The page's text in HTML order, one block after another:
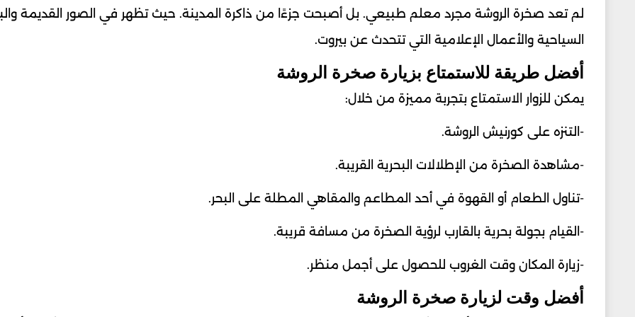
لم تعد صخرة الروشة مجرد معلم طبيعي. بل أصبحت جزءًا من ذاكرة المدينة. حيث تظهر في الصور القديمة
السياحية والأعمال الإعلامية التي تتحدث عن بيروت.
أفضل طريقة للاستمتاع بزيارة صخرة الروشة
يمكن للزوار الاستمتاع بتجربة مميزة من خلال:
-التنزه على كورنيش الروشة.
-مشاهدة الصخرة من الإطلالات البحرية القريبة.
-تناول الطعام أو القهوة في أحد المطاعم والمقاهي المطلة على البحر.
-القيام بجولة بحرية بالقارب لرؤية الصخرة من مسافة قريبة.
-زيارة المكان وقت الغروب للحصول على أجمل منظر.
أفضل وقت لزيارة صخرة الروشة